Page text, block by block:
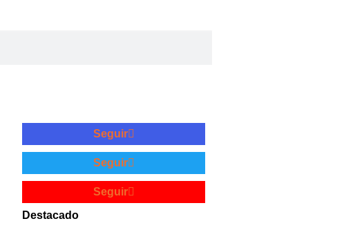
Seguir
Seguir
Seguir
Destacado